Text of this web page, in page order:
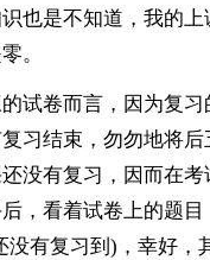
也是不知道，我的
。
卷而言，因为复习
习结束，勿勿地将
没有复习，因而在
，看着试卷上的题
没有复习到)，幸好，